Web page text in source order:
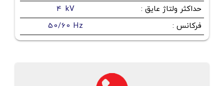
حداکثر ولتاژ عایق :
4 kV
فرکانس :
50/60 Hz